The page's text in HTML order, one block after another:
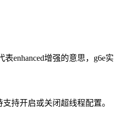
enhanced增强的意思，g6e实
持开启或关闭超线程配置。